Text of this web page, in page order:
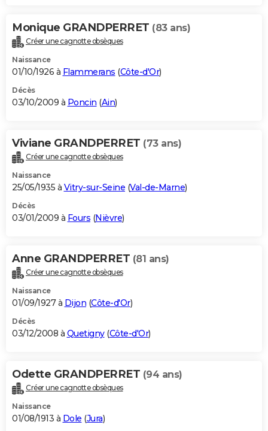
Monique GRANDPERRET (83 ans)
Créer une cagnotte obsèques
Naissance
01/10/1926 à Flammerans (Côte-d'Or)
Décès
03/10/2009 à Poncin (Ain)
Viviane GRANDPERRET (73 ans)
Créer une cagnotte obsèques
Naissance
25/05/1935 à Vitry-sur-Seine (Val-de-Marne)
Décès
03/01/2009 à Fours (Nièvre)
Anne GRANDPERRET (81 ans)
Créer une cagnotte obsèques
Naissance
01/09/1927 à Dijon (Côte-d'Or)
Décès
03/12/2008 à Quetigny(Côte-d'Or)
Odette GRANDPERRET (94 ans)
Créer une cagnotte obsèques
Naissance
01/08/1913 à Dole (Jura)